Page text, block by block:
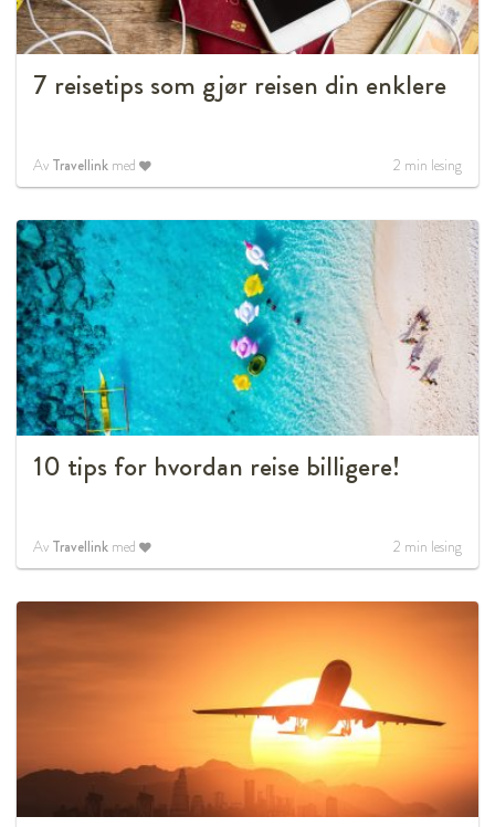
7 reisetips som gjør reisen din enklere
Av Travellink med 2 min lesing
10 tips for hvordan reise billigere!
Av Travellink med 2 min lesing